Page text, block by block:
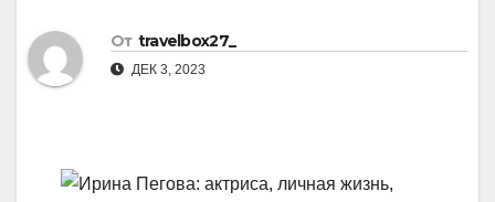
От travelbox27_
ДЕК 3, 2023